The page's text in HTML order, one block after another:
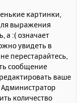
картинки,
выражения
а :( означает
увидеть в
перестарайтесь,
сообщение
ваше
количество